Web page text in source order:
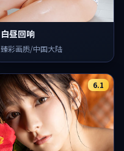
白昼回响
臻彩画质/中国大陆
6.1